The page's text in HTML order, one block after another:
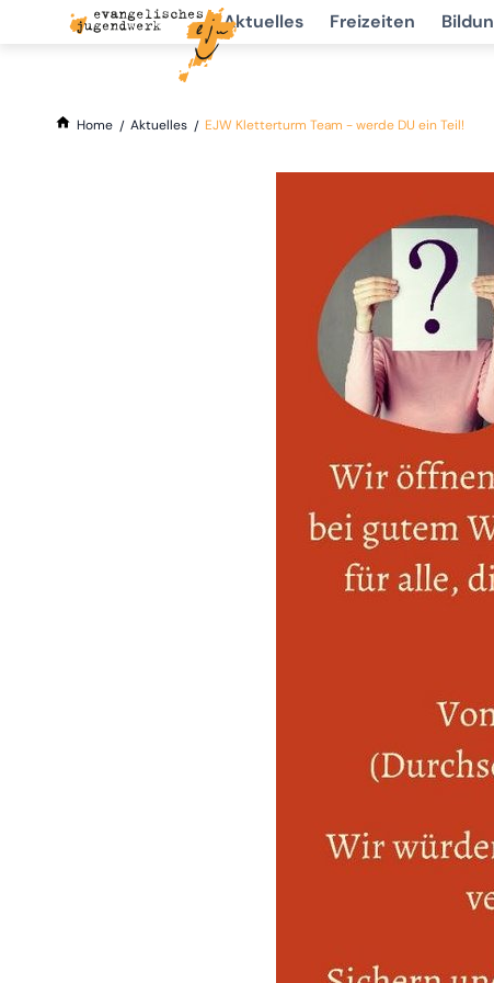
Aktuelles Freizeiten
Home Aktuelles EJW Kletterturm Team - werde DU ein Teil!